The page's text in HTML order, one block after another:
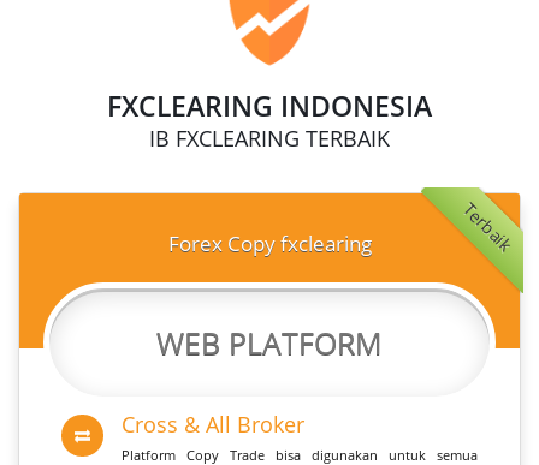
FXCLEARING INDONESIA
IB FXCLEARING TERBAIK
Terbaik
Forex Copy fxclearing
WEB PLATFORM
Cross & All Broker
Platform Copy Trade bisa digunakan untuk semua